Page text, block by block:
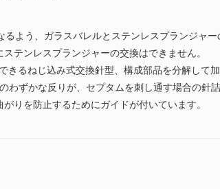
よう、ガラスバレルとステンレスプランジャ
テンレスプランジャーの交換はできません。
きるねじ込み式交換針型、構成部品を分解して
わずかな反りが、セプタムを刺し通す場合の針
がりを防止するためにガイドが付いています。